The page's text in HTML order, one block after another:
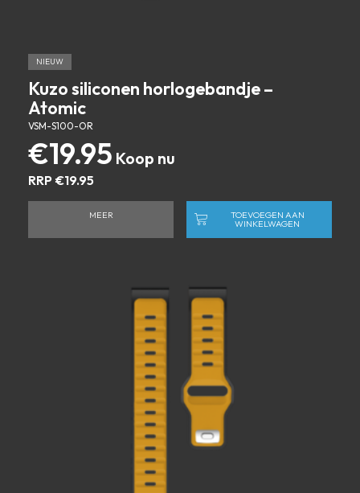
NIEUW
Kuzo siliconen horlogebandje –
Atomic
VSM-S100-OR
€19.95
RRP €19.95
MEER TOEVOEGEN AAN
WINKELWAGEN